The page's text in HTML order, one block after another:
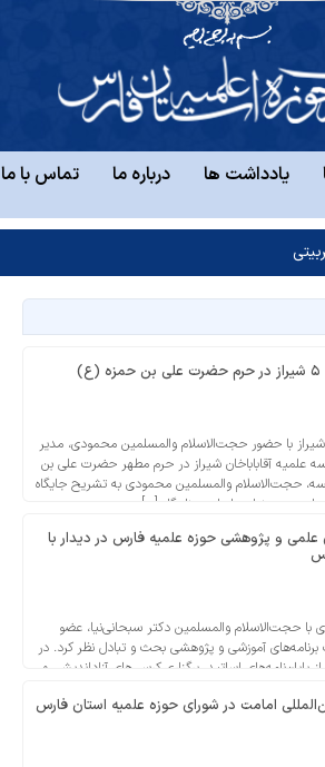
یادداشت ها درباره ما تماس با ما
۵ مدارس علمیه شیراز با حضور حجت‌الاسلام والمسلمین محمودی، مدیر
علمیه آقاباباخان شیراز در حرم مطهر حضرت علی بن
حجت‌الاسلام والمسلمین محمودی به تشریح جایگاه
به عنوان ملجاء و پناهگاه […]
علمی و پژوهشی حوزه علمیه فارس در دیدار با
حجت‌الاسلام والمسلمین دکتر سبحانی‌نیا، عضو
برنامه‌های آموزشی و پژوهشی بحث و تبادل نظر کرد. در
اساتید، برگزاری کرسی‌های آزاداندیشی و
امامت در شورای حوزه علمیه استان فارس